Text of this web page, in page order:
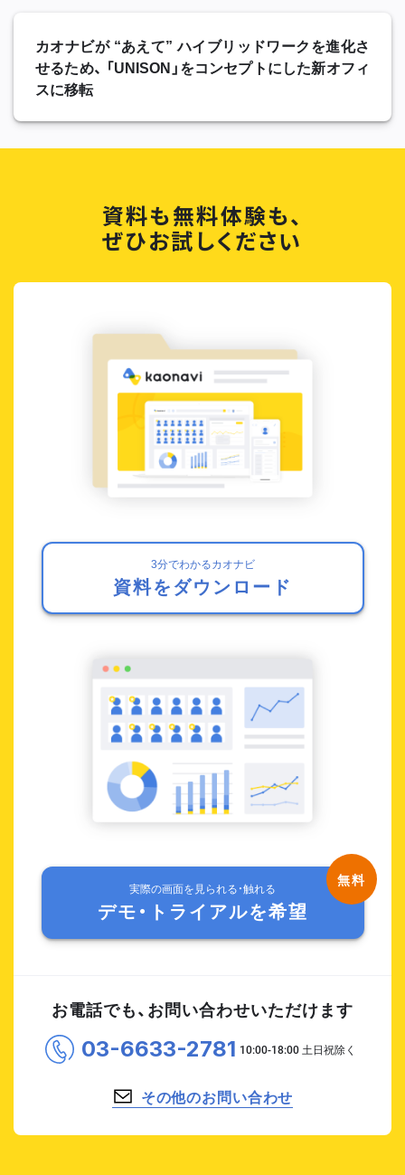
カオナビが “あえて” ハイブリッドワークを進化さ
せるため、 「UNISON」をコンセプトにした新オフィ
スに移転
資料も無料体験も、
ぜひお試しください
3分でわかるカオナビ
資料をダウンロード
実際の画面を見られる・触れる
デモ・トライアルを希望
お電話でも、お問い合わせいただけます
03-6633-2781
その他のお問い合わせ